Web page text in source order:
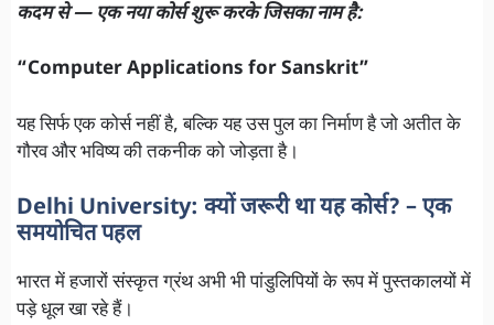
कदम से — एक नया कोर्स शुरू करके जिसका नाम है:
“Computer Applications for Sanskrit”
यह सिर्फ एक कोर्स नहीं है, बल्कि यह उस पुल का निर्माण है जो अतीत के
गौरव और भविष्य की तकनीक को जोड़ता है।
Delhi University: क्यों जरूरी था यह कोर्स? – एक
समयोचित पहल
भारत में हजारों संस्कृत ग्रंथ अभी भी पांडुलिपियों के रूप में पुस्तकालयों में
पड़े धूल खा रहे हैं।